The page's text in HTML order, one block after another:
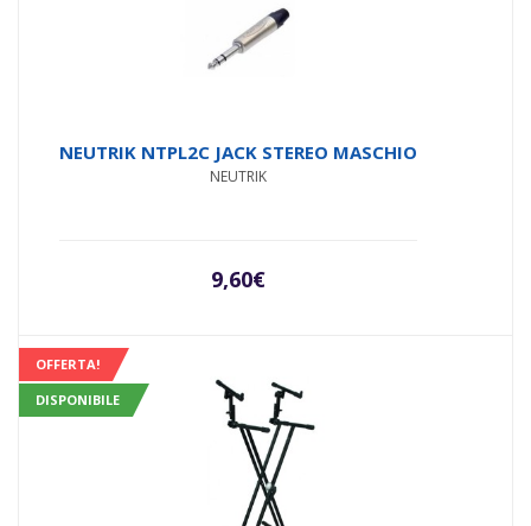
NEUTRIK NTPL2C JACK STEREO MASCHIO
NEUTRIK
9,60€
OFFERTA!
DISPONIBILE